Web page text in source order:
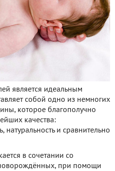
является идеальным
собой одно из немногих
которое благополучно
качества:
натуральность и сравнительно
в сочетании со
при помощи